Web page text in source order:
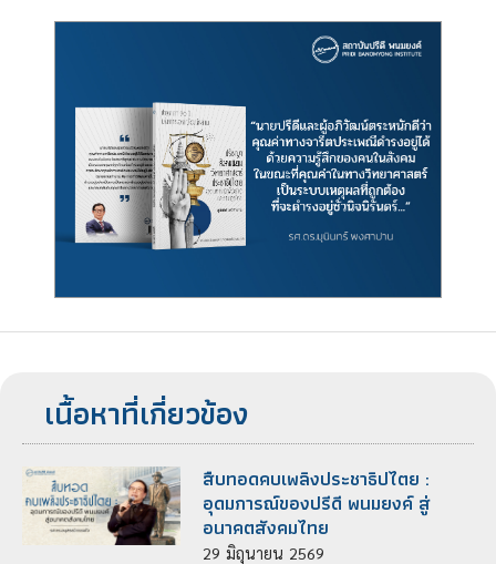
เนื้อหาที่เกี่ยวข้อง
สืบทอดคบเพลิงประชาธิปไตย :
อุดมการณ์ของปรีดี พนมยงค์ สู่
อนาคตสังคมไทย
29 มิถุนายน 2569